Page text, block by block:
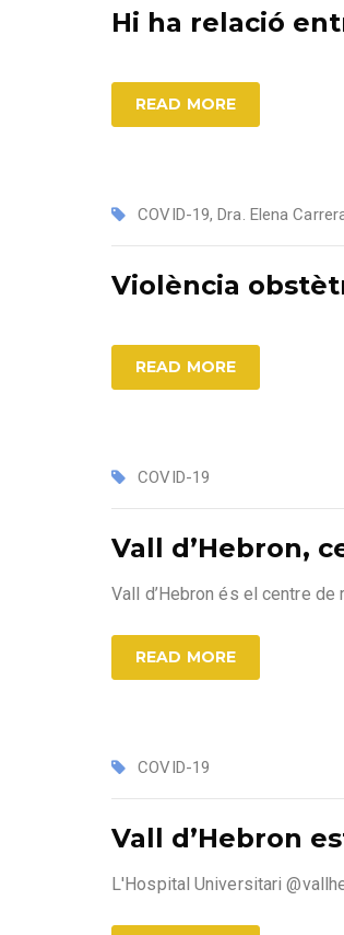
Hi ha relació
READ MORE
COVID-19,Dra. Elena
Violència
READ MORE
COVID-19
Vall d’Hebron,
Vall d’Hebron és el centre
READ MORE
COVID-19
Vall d’Hebron
L'Hospital Universitari